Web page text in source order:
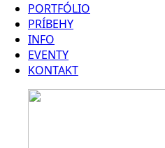
PORTFÓLIO
PRÍBEHY
INFO
EVENTY
KONTAKT